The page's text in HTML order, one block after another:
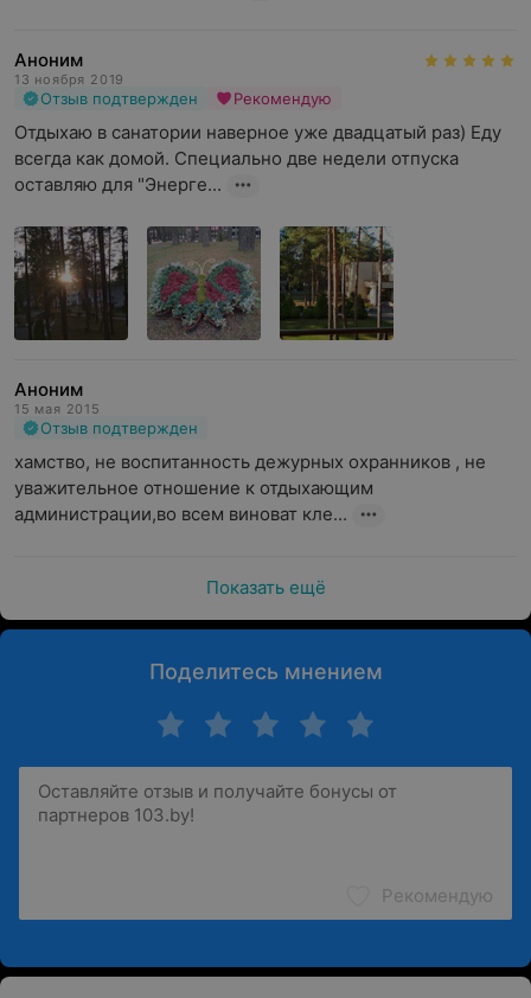
Аноним
13 ноября 2019
Отзыв подтвержден Рекомендую
Отдыхаю в санатории наверное уже двадцатый раз) Еду
всегда как домой. Специально две недели отпуска
оставляю для "Энерге...
Аноним
15 мая 2015
Отзыв подтвержден
хамство, не воспитанность дежурных охранников , не
уважительное отношение к отдыхающим
администрации,во всем виноват кле...
Показать ещё
Поделитесь мнением
Рекомендую